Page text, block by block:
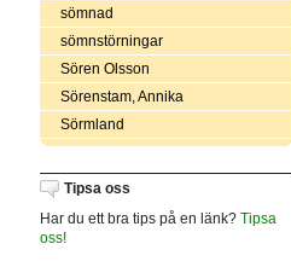
sömnad
sömnstörningar
Sören Olsson
Sörenstam, Annika
Sörmland
Tipsa oss
Har du ett bra tips på en länk? Tipsa
oss!